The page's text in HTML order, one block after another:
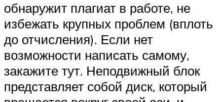
обнаружит плагиат в работе, не
избежать крупных проблем (вплоть
до отчисления). Если нет
возможности написать самому,
закажите тут. Неподвижный блок
представляет собой диск, который